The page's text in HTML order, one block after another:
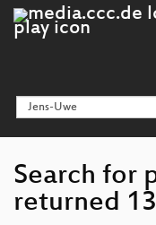
Search for
returned